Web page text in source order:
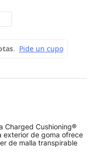
Charged Cushioning®
exterior de goma ofrece
de malla transpirable